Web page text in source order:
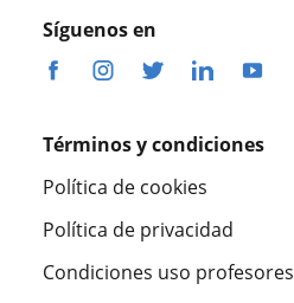
Síguenos en
Términos y condiciones
Política de cookies
Política de privacidad
Condiciones uso profesores